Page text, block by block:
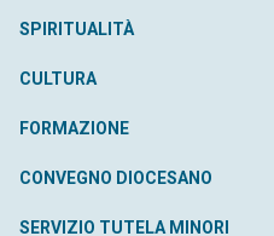
SPIRITUALITÀ
CULTURA
FORMAZIONE
CONVEGNO DIOCESANO
SERVIZIO TUTELA MINORI